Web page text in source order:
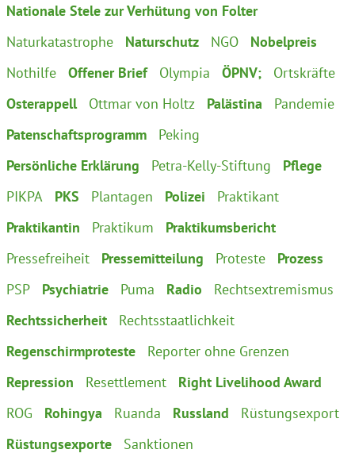
Nationale Stele zur Verhütung von Folter
Naturkatastrophe
Naturschutz NGO
Nobelpreis
Nothilfe
Offener Brief Olympia ÖPNV;
Ortskräfte
Osterappell
Ottmar von Holtz Palästina
Pandemie
Patenschaftsprogramm
Peking
Persönliche Erklärung
Petra-Kelly-Stiftung
Pflege
PIKPA
PKS Plantagen Polizei
Praktikant
Praktikantin
Praktikum
Praktikumsbericht
Pressefreiheit
Pressemitteilung Proteste
Prozess
PSP
Psychiatrie Puma Radio
Rechtsextremismus
Rechtssicherheit
Rechtsstaatlichkeit
Regenschirmproteste
Reporter ohne Grenzen
Repression
Resettlement
Right Livelihood Award
ROG
Rohingya Ruanda Russland
Rüstungsexport
Rüstungsexporte
Sanktionen